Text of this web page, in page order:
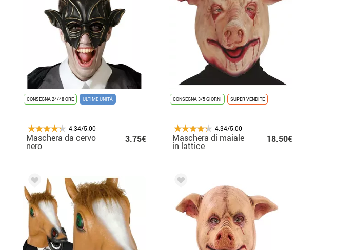
CONSEGNA 24/48 ORE ULTIME UNITÀ
4.34/5.00
Maschera da cervo
nero
3.75€
CONSEGNA 3/5 GIORNI SUPER VENDITE
4.34/5.00
Maschera di maiale
in lattice
18.50€